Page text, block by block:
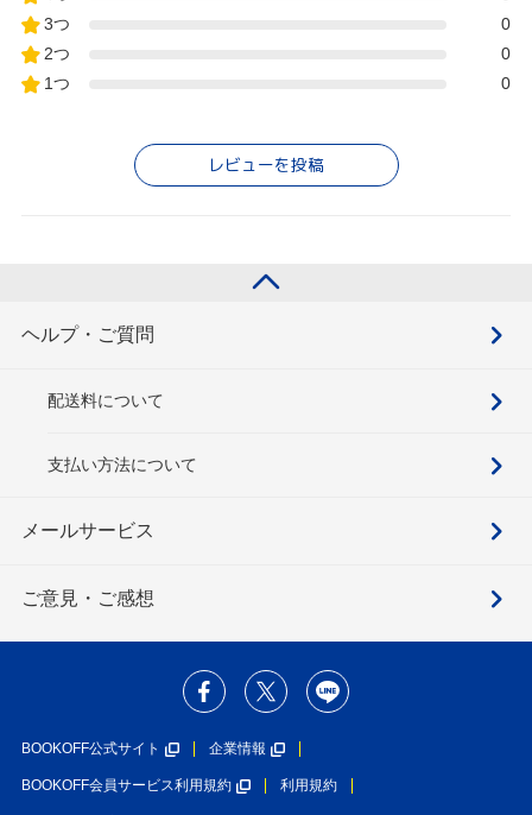
3つ
0
2つ
0
1つ
0
レビューを投稿
ヘルプ・ご質問
配送料について
支払い方法について
メールサービス
ご意見・ご感想
BOOKOFF公式サイト 企業情報
BOOKOFF会員サービス利用規約 利用規約